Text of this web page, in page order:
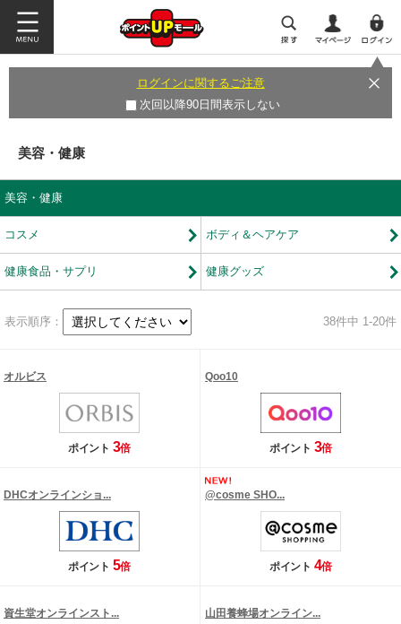
ログインに関するご注意
次回以降90日間表示しない
美容・健康
美容・健康
コスメ ボディ＆ヘアケア
健康食品・サプリ 健康グッズ
表示順序： 38件中 1-20件
オルビス
ポイント 3倍
Qoo10
ポイント 3倍
DHCオンラインショ...
ポイント 5倍
@cosme SHO...
ポイント 4倍
資生堂オンラインスト... 山田養蜂場オンライン...